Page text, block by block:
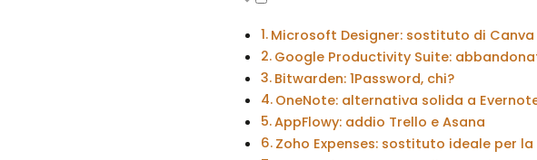
Microsoft Designer: sostituto di Canva
Google Productivity Suite:
Bitwarden: 1Password, chi?
OneNote: alternativa solida a
AppFlowy: addio Trello e Asana
Zoho Expenses: sostituto ideale per